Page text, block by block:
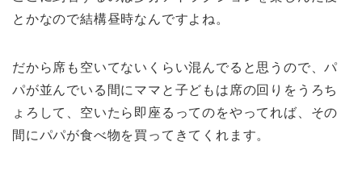
とかなので結構昼時なんですよね。
だから席も空いてないくらい混んでると思うので、パ
パが並んでいる間にママと子どもは席の回りをうろち
ょろして、空いたら即座るってのをやってれば、その
間にパパが食べ物を買ってきてくれます。